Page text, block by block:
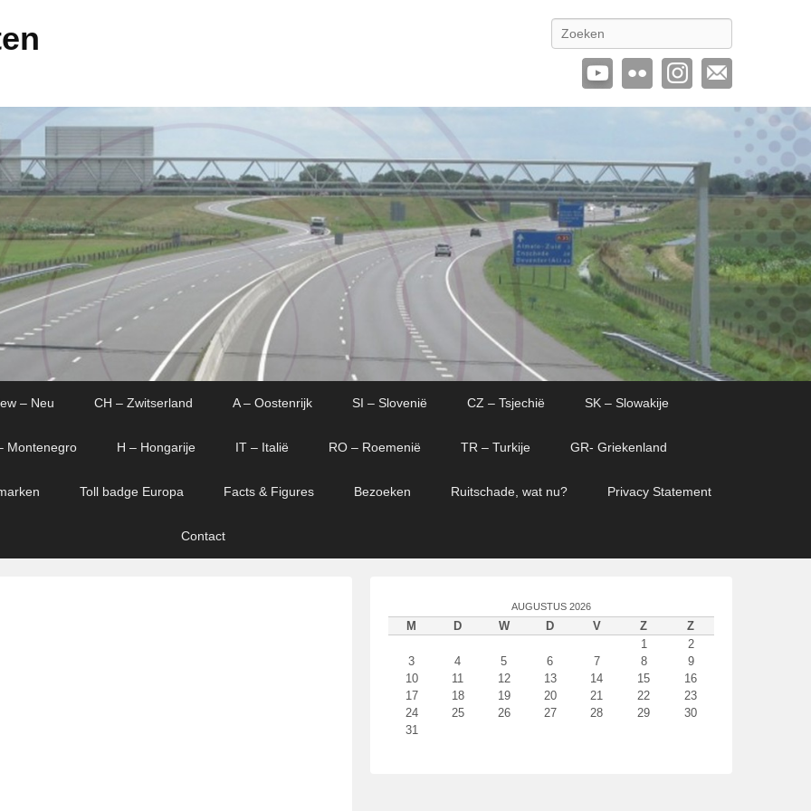
Zoeken
– Neu CH – Zwitserland A – Oostenrijk SI – Slovenië CZ – Tsjechië SK – Slowakije
Montenegro H – Hongarije IT – Italië RO – Roemenië TR – Turkije GR- Griekenland
Toll badge Europa Facts & Figures Bezoeken Ruitschade, wat nu? Privacy Statement
Contact
AUGUSTUS 2026
M D W D V Z
Z
1
2
3
4 5 6 7 8
9
10
11 12 13 14 15
16
17
18 19 20 21 22
23
24
25 26 27 28 29
30
31